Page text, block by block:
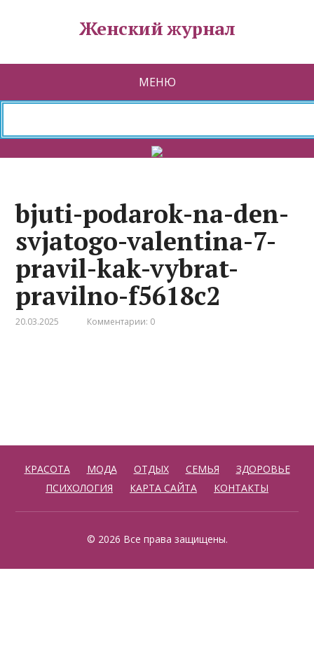
Женский журнал
МЕНЮ
bjuti-podarok-na-den-
svjatogo-valentina-7-
pravil-kak-vybrat-
pravilno-f5618c2
20.03.2025 Комментарии: 0
КРАСОТА МОДА ОТДЫХ СЕМЬЯ
ЗДОРОВЬЕ
ПСИХОЛОГИЯ
КАРТА САЙТА КОНТАКТЫ
© 2026 Все права защищены.